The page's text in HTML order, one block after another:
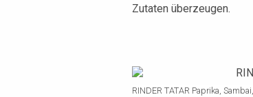
Zutaten überzeugen.
RINDER TATAR Paprika,